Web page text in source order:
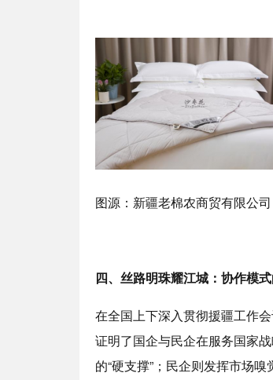
图源：新疆老棉农商贸有限公司
四、丝路明珠耀江城：协作模
在全国上下深入贯彻援疆工作
证明了国企与民企在服务国家
的“硬支撑”；民企则发挥市场嗅